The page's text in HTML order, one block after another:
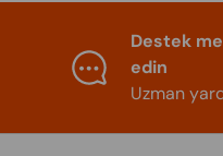
Destek
edin
Uzman